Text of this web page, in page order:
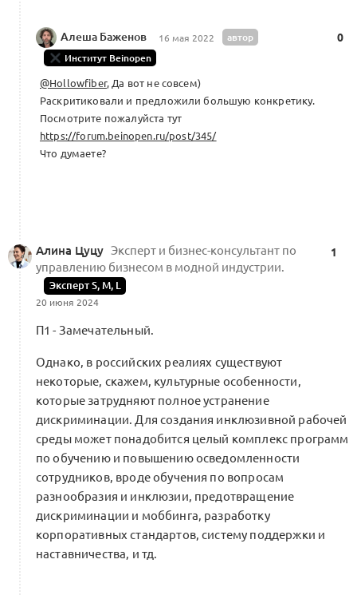
Интро:Даша Останина
Интро:Ян Ярмощук
Monochrome и доверие. Стиль
полемики важнее предмета полемики
0 комментариев
В России приняли закон, запрещающий
размещение рекламы
Алеша Баженов 16 мая 2022
автор
Институт Beinopen
0
@Hollowfiber, Да вот не совсем)
Раскритиковали и предложили большую конкретику.
Посмотрите пожалуйста тут
https://forum.beinopen.ru/post/345/
Что думаете?
Алина Цуцу Эксперт и бизнес-консультант по
управлению бизнесом в модной индустрии.
Эксперт S, M, L
20 июня 2024
1
П1 - Замечательный.
Однако, в российских реалиях существуют
некоторые, скажем, культурные особенности,
которые затрудняют полное устранение
дискриминации. Для создания инклюзивной рабочей
среды может понадобится целый комплекс программ
по обучению и повышению осведомленности
сотрудников, вроде обучения по вопросам
разнообразия и инклюзии, предотвращение
дискриминации и моббинга, разработку
корпоративных стандартов, систему поддержки и
наставничества, и тд.